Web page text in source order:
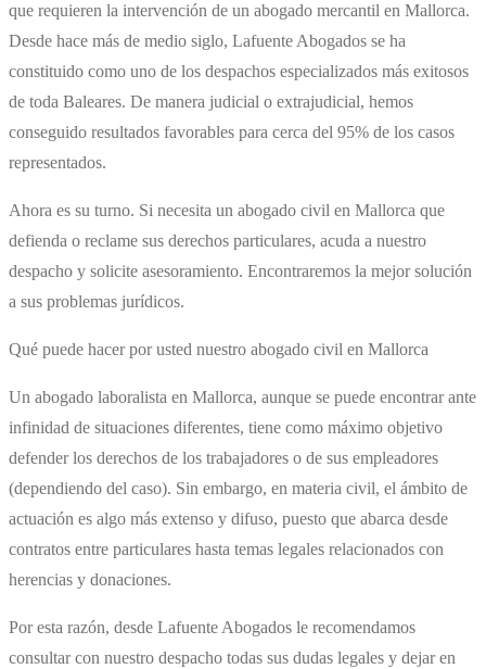
que requieren la intervención de un ​abogado mercantil en Mallorca​.
Desde hace más de medio siglo, Lafuente Abogados se ha
constituido como uno de los despachos especializados más exitosos
de toda Baleares. De manera judicial o extrajudicial, hemos
conseguido resultados favorables para cerca del 95% de los casos
representados.
Ahora es su turno. Si necesita un ​abogado civil en Mallorca que
defienda o reclame sus derechos particulares, acuda a nuestro
despacho y solicite asesoramiento. Encontraremos la mejor solución
a sus problemas jurídicos.
Qué puede hacer por usted nuestro abogado civil en Mallorca
Un ​abogado laboralista en Mallorca​, aunque se puede encontrar ante
infinidad de situaciones diferentes, tiene como máximo objetivo
defender los derechos de los trabajadores o de sus empleadores
(dependiendo del caso). Sin embargo, en materia civil, el ámbito de
actuación es algo más extenso y difuso, puesto que abarca desde
contratos entre particulares hasta temas legales relacionados con
herencias y donaciones.
Por esta razón, desde Lafuente Abogados le recomendamos
consultar con nuestro despacho todas sus dudas legales y dejar en